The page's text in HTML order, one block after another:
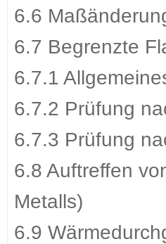
6.6
6.7 Begrenzte
6.7.1
6.7.2 Prüfung
6.7.3 Prüfung
6.8 Auftreffen
Metalls)
6.9